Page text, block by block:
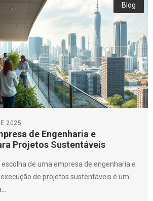
Blog
de Engenharia e
Projetos Sustentáveis
2025
escolha de uma empresa de engenharia e
de projetos sustentáveis é um